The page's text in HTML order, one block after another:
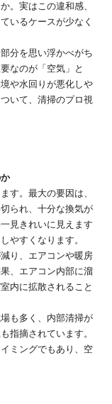
。実はこの違和感、
いるケースが少なく
分を思い浮かべがち
なのが「空気」と
や水回りが悪化しや
いて、清掃のプロ視
す。最大の要因は、
られ、十分な換気が
見きれいに見えます
やすくなります。
り、エアコンや暖房
、エアコン内部に溜
内に拡散されること
も多く、内部清掃が
指摘されています。
ミングでもあり、空